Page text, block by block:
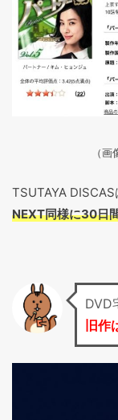
（
TSUTAYA DISCAS
NEXT同様に30日
DVD
旧作